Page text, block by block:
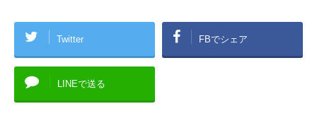
Twitter FBでシェア
LINEで送る